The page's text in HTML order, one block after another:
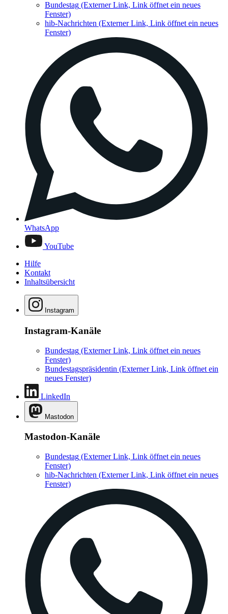
Bundestag (Externer Link, Link öffnet ein neues
Fenster)
hib-Nachrichten (Externer Link, Link öffnet ein neues
Fenster)
WhatsApp
YouTube
Hilfe
Kontakt
Inhaltsübersicht
Instagram
Instagram-Kanäle
Bundestag (Externer Link, Link öffnet ein neues
Fenster)
Bundestagspräsidentin (Externer Link, Link öffnet ein
neues Fenster)
LinkedIn
Mastodon
Mastodon-Kanäle
Bundestag (Externer Link, Link öffnet ein neues
Fenster)
hib-Nachrichten (Externer Link, Link öffnet ein neues
Fenster)